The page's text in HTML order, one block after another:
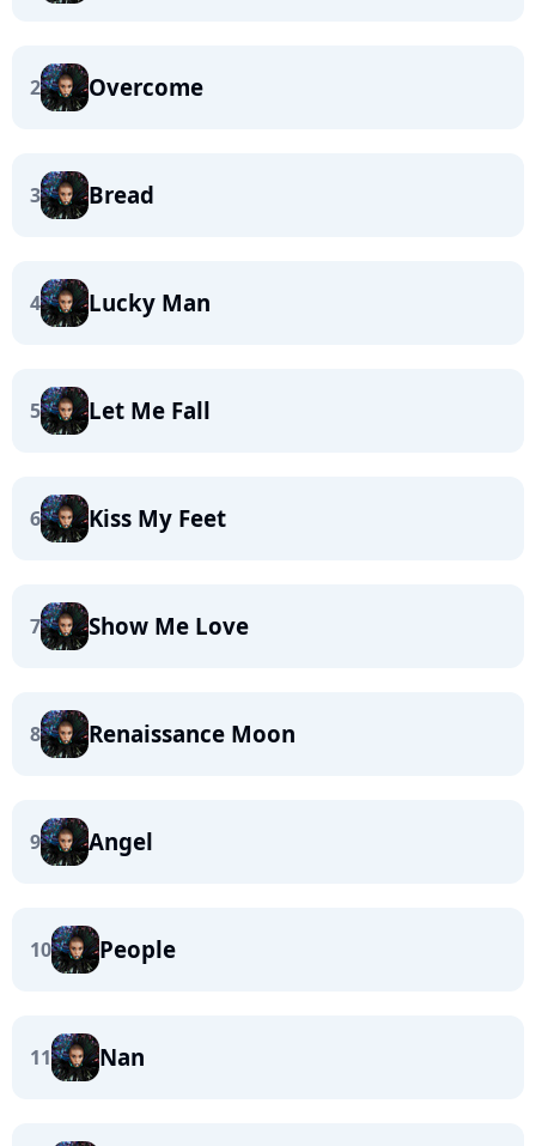
2 Overcome
3 Bread
4 Lucky Man
5 Let Me Fall
6 Kiss My Feet
7 Show Me Love
8 Renaissance Moon
9 Angel
10 People
11 Nan